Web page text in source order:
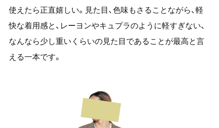
使えたら正直嬉しい。見た目、色味もさることながら、軽
快な着用感と、レーヨンやキュプラのように軽すぎない、
なんなら少し重いくらいの見た目であることが最高と言
える一本です。